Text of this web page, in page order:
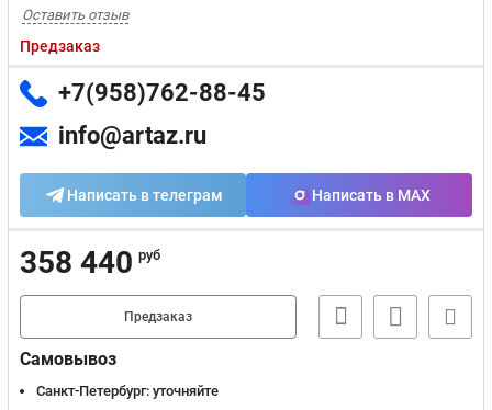
Оставить отзыв
Предзаказ
+7(958)762-88-45
info@artaz.ru
Написать в телеграм Написать в MAX
358 440 руб
Предзаказ
Самовывоз
Санкт-Петербург: уточняйте